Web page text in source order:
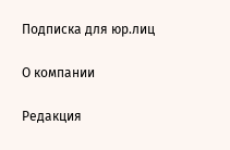
Подписка для юр.лиц
О компании
Редакция